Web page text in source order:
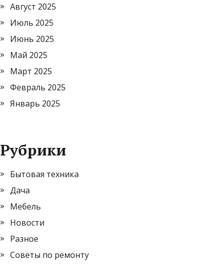
Август 2025
Июль 2025
Июнь 2025
Май 2025
Март 2025
Февраль 2025
Январь 2025
Рубрики
Бытовая техника
Дача
Мебель
Новости
Разное
Советы по ремонту